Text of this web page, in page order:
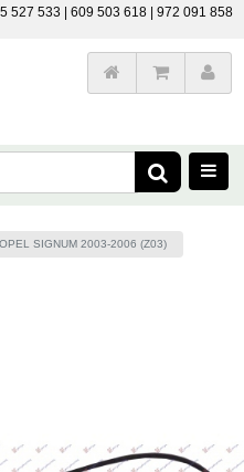
527 533 | 609 503 618 | 972 091 858
SIGNUM 2003-2006 (Z03)